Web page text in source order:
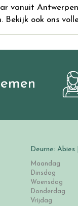
vanuit
Bekijk ook ons
Deurne:
Maandag
Dinsdag
Woensdag
Donderdag
Vrijdag